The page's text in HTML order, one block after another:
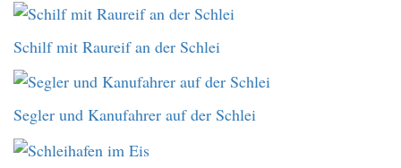
Schilf mit Raureif an der Schlei
Segler und Kanufahrer auf der Schlei